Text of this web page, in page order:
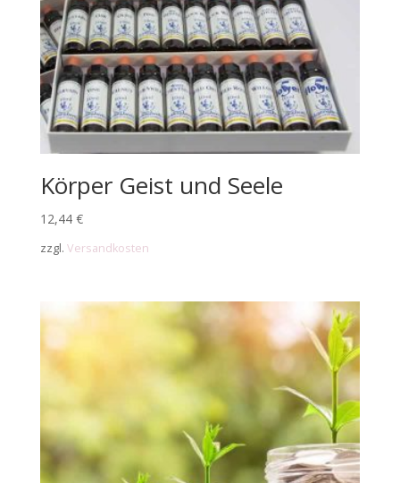
Körper Geist und Seele
12,44 €
zzgl. Versandkosten